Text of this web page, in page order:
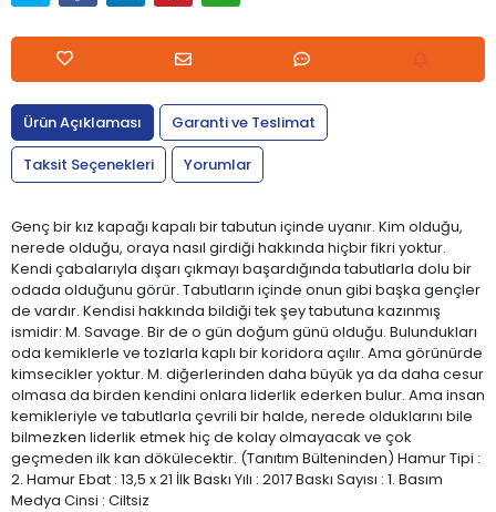
Ürün Açıklaması
Garanti ve Teslimat
Taksit Seçenekleri
Yorumlar
Genç bir kız kapağı kapalı bir tabutun içinde uyanır. Kim olduğu,
nerede olduğu, oraya nasıl girdiği hakkında hiçbir fikri yoktur.
Kendi çabalarıyla dışarı çıkmayı başardığında tabutlarla dolu bir
odada olduğunu görür. Tabutların içinde onun gibi başka gençler
de vardır. Kendisi hakkında bildiği tek şey tabutuna kazınmış
ismidir: M. Savage. Bir de o gün doğum günü olduğu. Bulundukları
oda kemiklerle ve tozlarla kaplı bir koridora açılır. Ama görünürde
kimsecikler yoktur. M. diğerlerinden daha büyük ya da daha cesur
olmasa da birden kendini onlara liderlik ederken bulur. Ama insan
kemikleriyle ve tabutlarla çevrili bir halde, nerede olduklarını bile
bilmezken liderlik etmek hiç de kolay olmayacak ve çok
geçmeden ilk kan dökülecektir. (Tanıtım Bülteninden) Hamur Tipi :
2. Hamur Ebat : 13,5 x 21 İlk Baskı Yılı : 2017 Baskı Sayısı : 1. Basım
Medya Cinsi : Ciltsiz